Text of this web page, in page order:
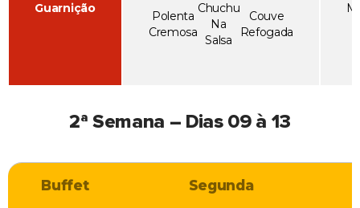
Guarnição
Polenta
Cremosa
Chuchu
Na
Salsa
Couve
Refogada
2ª Semana – Dias 09 à 13
Buffet Segunda